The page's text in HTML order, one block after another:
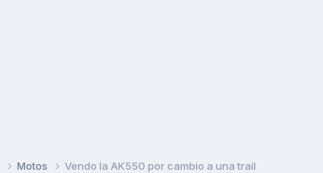
Motos Vendo la AK550 por cambio a una trail